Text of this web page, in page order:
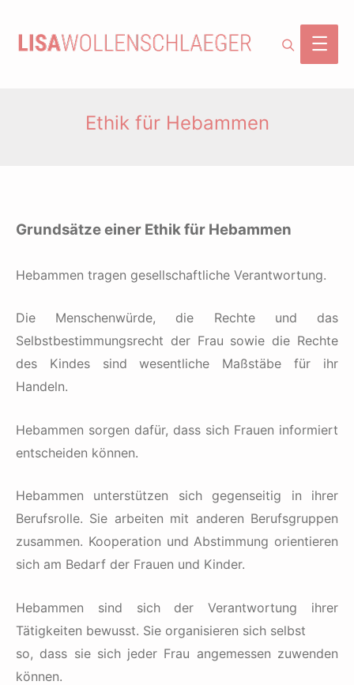
Main
Search
Ethik für Hebammen
Grundsätze einer Ethik für Hebammen
Hebammen tragen gesellschaftliche Verantwortung.
Die Menschenwürde, die Rechte und das
Selbstbestimmungsrecht der Frau sowie die Rechte
des Kindes sind wesentliche Maßstäbe für ihr
Handeln.
Hebammen sorgen dafür, dass sich Frauen informiert
entscheiden können.
Hebammen unterstützen sich gegenseitig in ihrer
Berufsrolle. Sie arbeiten mit anderen Berufsgruppen
zusammen. Kooperation und Abstimmung orientieren
sich am Bedarf der Frauen und Kinder.
Hebammen sind sich der Verantwortung ihrer
Tätigkeiten bewusst. Sie organisieren sich selbst
so, dass sie sich jeder Frau angemessen zuwenden
können.